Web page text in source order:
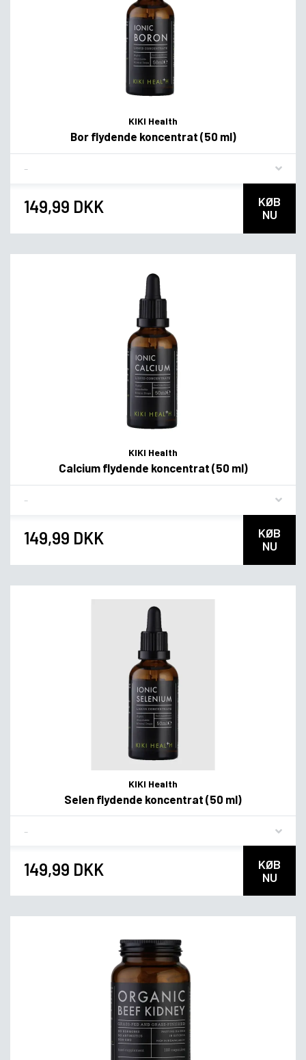
KIKI Health
Bor flydende koncentrat (50 ml)
149,99 DKK
KØB
NU
KIKI Health
Calcium flydende koncentrat (50 ml)
149,99 DKK
KØB
NU
KIKI Health
Selen flydende koncentrat (50 ml)
149,99 DKK
KØB
NU